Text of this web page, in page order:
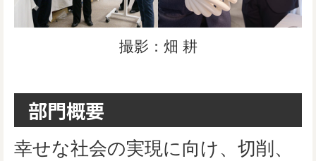
撮影：畑 耕
部門概要
幸せな社会の実現に向け、切削、